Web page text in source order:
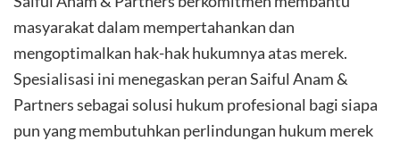
masyarakat dalam mempertahankan dan
mengoptimalkan hak-hak hukumnya atas merek.
Spesialisasi ini menegaskan peran Saiful Anam &
Partners sebagai solusi hukum profesional bagi siapa
pun yang membutuhkan perlindungan hukum merek